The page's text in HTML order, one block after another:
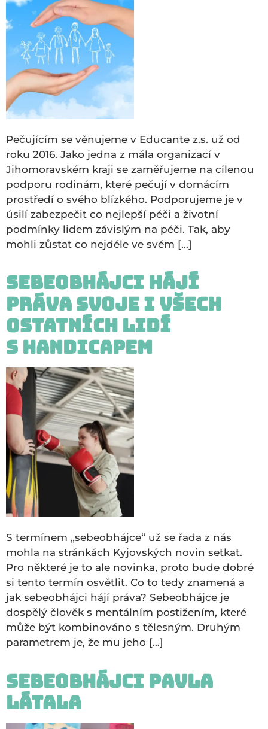
Pečujícím se věnujeme v Educante z.s. už od
roku 2016. Jako jedna z mála organizací v
Jihomoravském kraji se zaměřujeme na cílenou
podporu rodinám, které pečují v domácím
prostředí o svého blízkého. Podporujeme je v
úsilí zabezpečit co nejlepší péči a životní
podmínky lidem závislým na péči. Tak, aby
mohli zůstat co nejdéle ve svém […]
Sebeobhájci hájí
práva svoje i všech
ostatních lidí
s handicapem
S termínem „sebeobhájce“ už se řada z nás
mohla na stránkách Kyjovských novin setkat.
Pro některé je to ale novinka, proto bude dobré
si tento termín osvětlit. Co to tedy znamená a
jak sebeobhájci hájí práva? Sebeobhájce je
dospělý člověk s mentálním postižením, které
může být kombinováno s tělesným. Druhým
parametrem je, že mu jeho […]
Sebeobhájci Pavla
Látala